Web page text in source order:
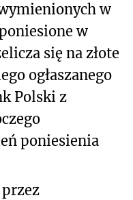
w
w
się na złote
ogłaszanego
Polski z
poniesienia